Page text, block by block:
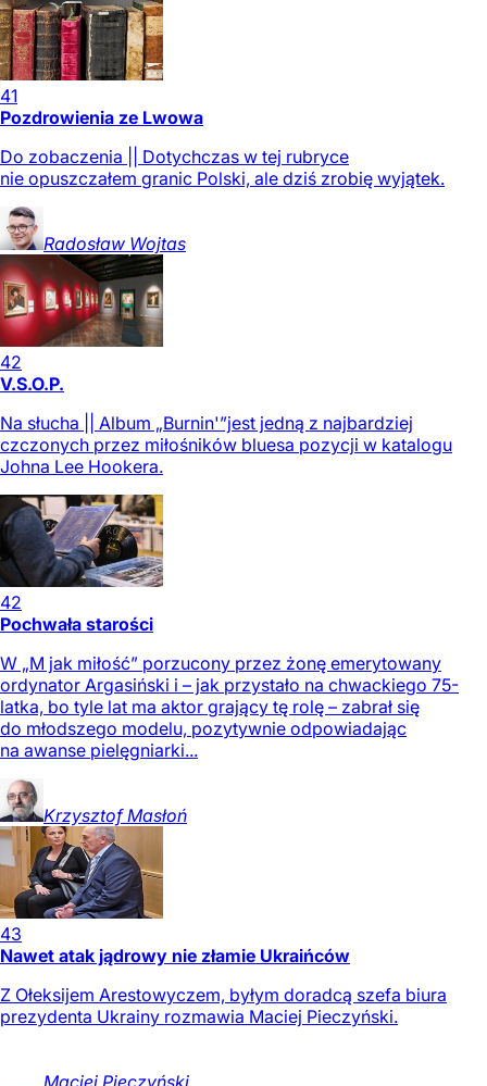
41
Pozdrowienia ze Lwowa
Do zobaczenia || Dotychczas w tej rubryce
nie opuszczałem granic Polski, ale dziś zrobię wyjątek.
Radosław Wojtas
42
V.S.O.P.
Na słucha || Album „Burnin'”jest jedną z najbardziej
czczonych przez miłośników bluesa pozycji w katalogu
Johna Lee Hookera.
42
Pochwała starości
W „M jak miłość” porzucony przez żonę emerytowany
ordynator Argasiński i – jak przystało na chwackiego 75-
latka, bo tyle lat ma aktor grający tę rolę – zabrał się
do młodszego modelu, pozytywnie odpowiadając
na awanse pielęgniarki...
Krzysztof Masłoń
43
Nawet atak jądrowy nie złamie Ukraińców
Z Ołeksijem Arestowyczem, byłym doradcą szefa biura
prezydenta Ukrainy rozmawia Maciej Pieczyński.